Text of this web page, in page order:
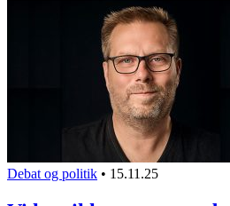
Debat og politik • 15.11.25